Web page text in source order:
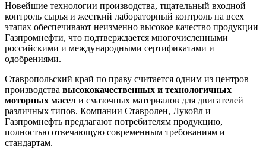
Новейшие технологии производства, тщательный входной
контроль сырья и жесткий лабораторный контроль на всех
этапах обеспечивают неизменно высокое качество продукции
Газпромнефти, что подтверждается многочисленными
российскими и международными сертификатами и
одобрениями.
Ставропольский край по праву считается одним из центров
производства высококачественных и технологичных
моторных масел и смазочных материалов для двигателей
различных типов. Компании Ставролен, Лукойл и
Газпромнефть предлагают потребителям продукцию,
полностью отвечающую современным требованиям и
стандартам.